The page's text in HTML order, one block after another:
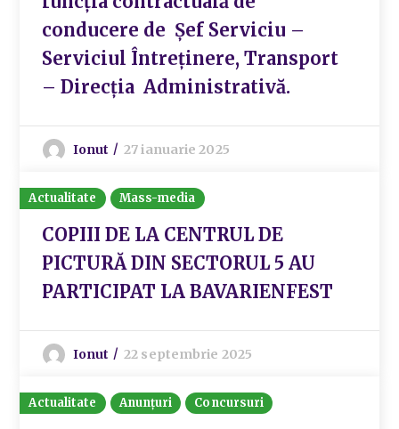
conducere de Șef Serviciu –
Serviciul Întreținere, Transport
– Direcția Administrativă.
Ionut 27 ianuarie 2025
Actualitate Mass-media
COPIII DE LA CENTRUL DE
PICTURĂ DIN SECTORUL 5 AU
PARTICIPAT LA BAVARIENFEST
Ionut 22 septembrie 2025
Actualitate Anunțuri Concursuri